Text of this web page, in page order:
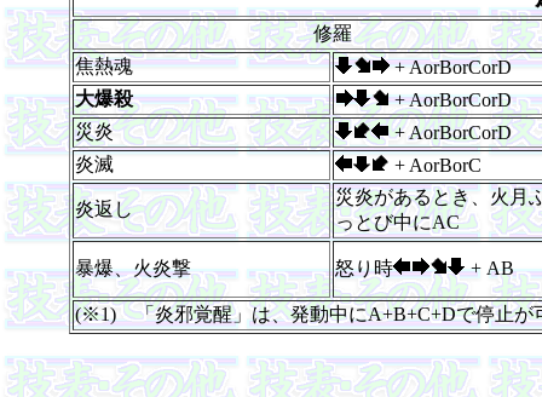
修羅
焦熱魂
+ AorBorCorD
大爆殺
+ AorBorCorD
災炎
+ AorBorCorD
炎滅
+ AorBorC
炎返し
災炎があるとき、火月
っとび中にAC
暴爆、火炎撃 怒り時 + AB
(※1) 「炎邪覚醒」は、発動中にA+B+C+Dで停止が